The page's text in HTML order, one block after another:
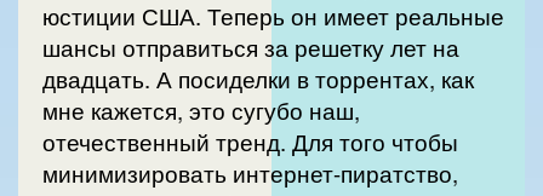
юстиции США. Теперь он имеет реальные
шансы отправиться за решетку лет на
двадцать. А посиделки в торрентах, как
мне кажется, это сугубо наш,
отечественный тренд. Для того чтобы
минимизировать интернет-пиратство,